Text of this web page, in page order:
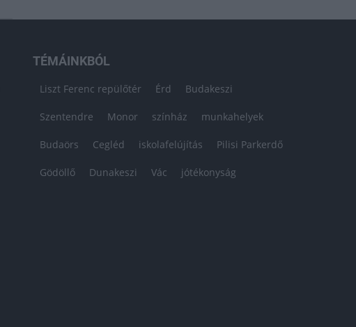
TÉMÁINKBÓL
Liszt Ferenc repülőtér Érd Budakeszi
Szentendre Monor színház munkahelyek
Budaörs Cegléd iskolafelújítás Pilisi Parkerdő
Gödöllő Dunakeszi Vác jótékonyság